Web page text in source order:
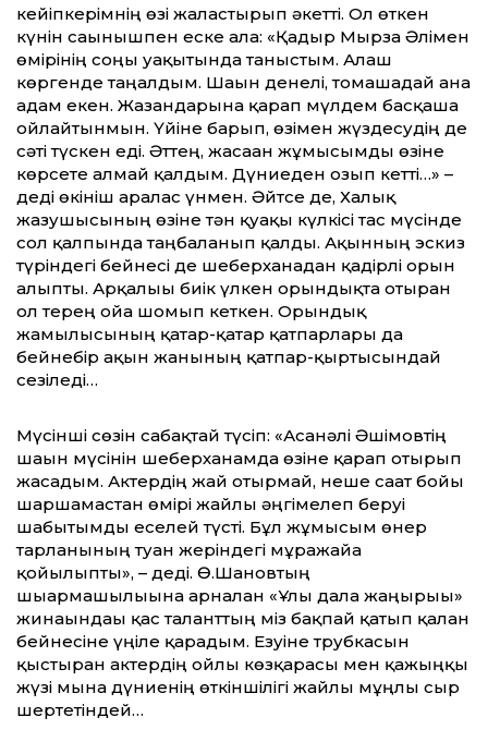
кейіпкерімнің өзі жалғастырып әкетті. Ол өткен
күнін сағынышпен еске ала: «Қадыр Мырза Әлімен
өмірінің соңғы уақытында таныстым. Алғаш
көргенде таңғалдым. Шағын денелі, томашадай ғана
адам екен. Жазғандарына қарап мүлдем басқаша
ойлайтынмын. Үйіне барып, өзімен жүздесудің де
сәті түскен еді. Әттең, жасаған жұмысымды өзіне
көрсете алмай қалдым. Дүниеден озып кетті…» –
деді өкініш аралас үнмен. Әйтсе де, Халық
жазушысының өзіне тән қуақы күлкісі тас мүсінде
сол қалпында таңбаланып қалды. Ақынның эскиз
түріндегі бейнесі де шеберханадан қадірлі орын
алыпты. Арқалығы биік үлкен орындықта отырған
ол терең ойға шомып кеткен. Орындық
жамылғысының қатар-қатар қатпарлары да
бейнебір ақын жанының қатпар-қыртысындай
сезіледі…
Мүсінші сөзін сабақтай түсіп: «Асанәлі Әшімовтің
шағын мүсінін шеберханамда өзіне қарап отырып
жасадым. Актердің жай отырмай, неше сағат бойы
шаршамастан өмірі жайлы әңгімелеп беруі
шабытымды еселей түсті. Бұл жұмысым өнер
тарланының туған жеріндегі мұражайға
қойылыпты», – деді. Ө.Шановтың
шығармашылығына арналған «Ұлы дала жаңғырығы»
жинағындағы қас таланттың міз бақпай қатып қалған
бейнесіне үңіле қарадым. Езуіне трубкасын
қыстырған актердің ойлы көзқарасы мен қажыңқы
жүзі мына дүниенің өткіншілігі жайлы мұңлы сыр
шертетіндей…